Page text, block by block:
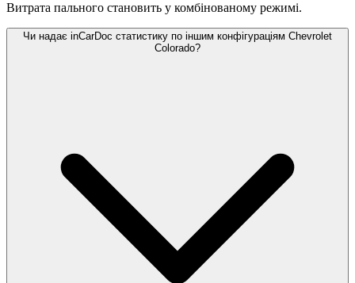
Витрата пального становить у комбінованому режимі.
Чи надає inCarDoc статистику по іншим конфігураціям Chevrolet
Colorado?